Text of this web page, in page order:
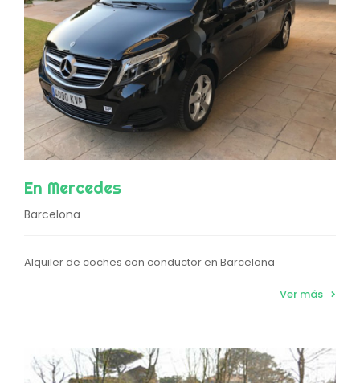
En Mercedes
Barcelona
Alquiler de coches con conductor en Barcelona
Ver más